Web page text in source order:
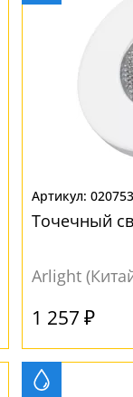
020753
Точечный
Arlight
1 257 ₽